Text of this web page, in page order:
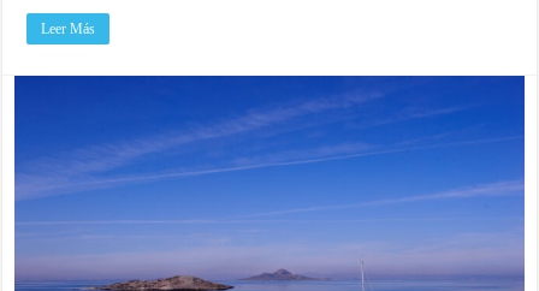
Leer Más